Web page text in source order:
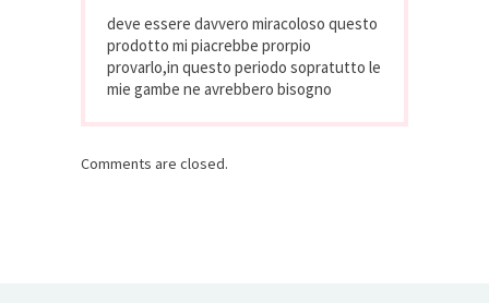
deve essere davvero miracoloso questo
prodotto mi piacrebbe prorpio
provarlo,in questo periodo sopratutto le
mie gambe ne avrebbero bisogno
Comments are closed.